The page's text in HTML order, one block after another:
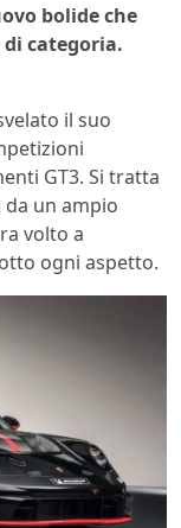
bolide che
categoria.
il suo
GT3. Si tratta
un ampio
volto a
ogni aspetto.